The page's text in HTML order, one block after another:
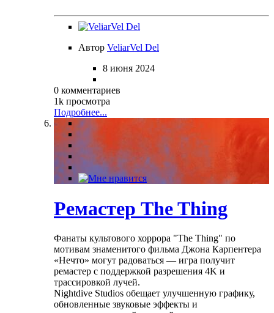
Автор VeliarVel Del
8 июня 2024
0 комментариев
1k просмотра
Подробнее...
Ремастер The Thing
Фанаты культового хоррора "The Thing" по
мотивам знаменитого фильма Джона Карпентера
«Нечто» могут радоваться — игра получит
ремастер с поддержкой разрешения 4K и
трассировкой лучей.
Nightdive Studios обещает улучшенную графику,
обновленные звуковые эффекты и